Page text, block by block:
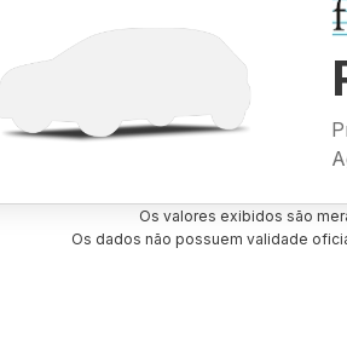
Os valores exibidos são
Os dados não possuem validade